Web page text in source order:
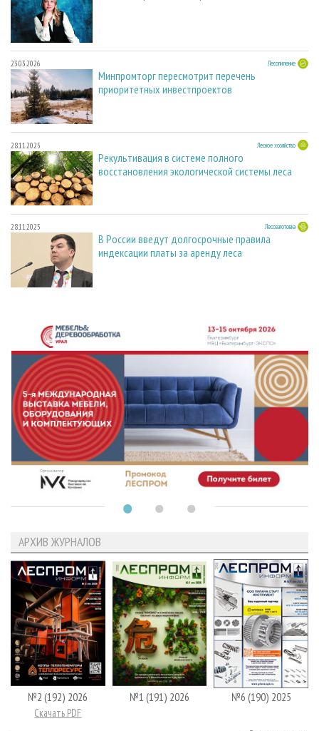
23.03.2026 Лесопиление
Минпромторг пересмотрит перечень
приоритетных инвестпроектов
28.11.2025 Лесное хозяйство
Рекультивация в системе полного
восстановления экологической системы леса
28.11.2025 Лесозаготовка
В России введут долгосрочные правила
индексации платы за аренду леса
АРХИВ ЖУРНАЛОВ
№2 (192) 2026
Скачать PDF
№1 (191) 2026 №6 (190) 2025